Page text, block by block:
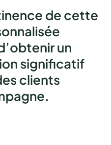
de cette
un
significatif
clients